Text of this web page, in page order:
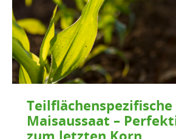
Teilflächenspezifische
Maisaussaat –